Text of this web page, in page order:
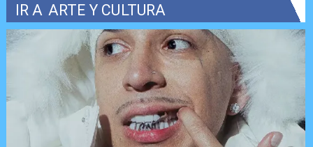
IR A ARTE Y CULTURA